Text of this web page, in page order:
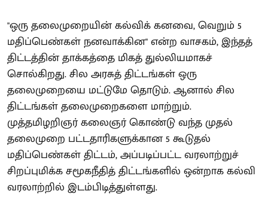
"ஒரு தலைமுறையின் கல்விக் கனவை, வெறும் 5
மதிப்பெண்கள் நனவாக்கின" என்ற வாசகம், இந்தத்
திட்டத்தின் தாக்கத்தை மிகத் துல்லியமாகச்
சொல்கிறது. சில அரசுத் திட்டங்கள் ஒரு
தலைமுறையை மட்டுமே தொடும். ஆனால் சில
திட்டங்கள் தலைமுறைகளை மாற்றும்.
முத்தமிழறிஞர் கலைஞர் கொண்டு வந்த முதல்
தலைமுறை பட்டதாரிகளுக்கான 5 கூடுதல்
மதிப்பெண்கள் திட்டம், அப்படிப்பட்ட வரலாற்றுச்
சிறப்புமிக்க சமூகநீதித் திட்டங்களில் ஒன்றாக கல்வி
வரலாற்றில் இடம்பிடித்துள்ளது.